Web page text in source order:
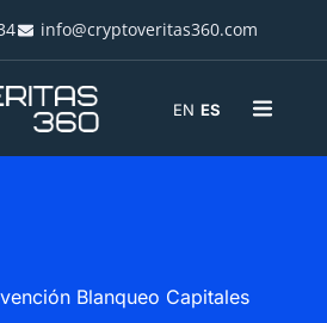
info@cryptoveritas360.com
EN ES
Blanqueo Capitales